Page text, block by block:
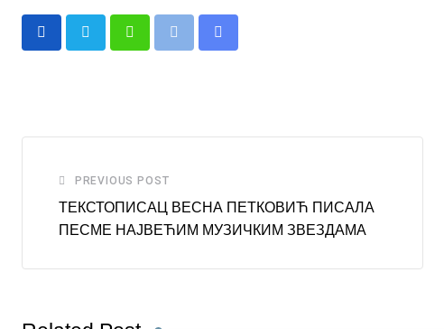
WhatsappPrint
Share
PREVIOUS POST
ТЕКСТОПИСАЦ ВЕСНА ПЕТКОВИЋ ПИСАЛА
ПЕСМЕ НАЈВЕЋИМ МУЗИЧКИМ ЗВЕЗДАМА